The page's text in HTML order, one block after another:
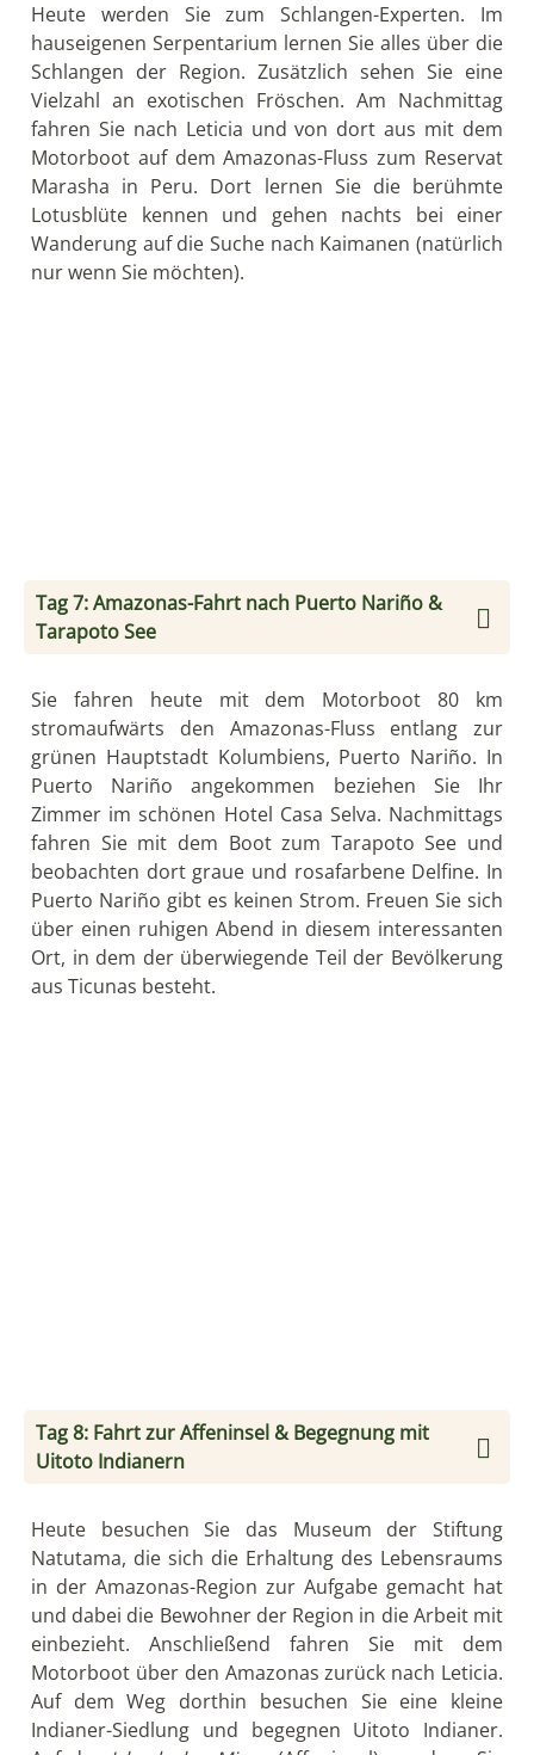
Heute werden Sie zum Schlangen-Experten. Im
hauseigenen Serpentarium lernen Sie alles über die
Schlangen der Region. Zusätzlich sehen Sie eine
Vielzahl an exotischen Fröschen. Am Nachmittag
fahren Sie nach Leticia und von dort aus mit dem
Motorboot auf dem Amazonas-Fluss zum Reservat
Marasha in Peru. Dort lernen Sie die berühmte
Lotusblüte kennen und gehen nachts bei einer
Wanderung auf die Suche nach Kaimanen (natürlich
nur wenn Sie möchten).
Zimmer im schönen Hotel Casa Selva. Nachmittags
fahren Sie mit dem Boot zum Tarapoto See und
Puerto Nariño gibt es keinen Strom. Freuen Sie sich
über einen ruhigen Abend in diesem interessanten
Ort, in dem der überwiegende Teil der Bevölkerung
aus Ticunas besteht.
Tag 8: Fahrt zur Affeninsel & Begegnung mit
Uitoto Indianern
Heute besuchen Sie das Museum der Stiftung
machen.
Tag 9: Flug über Bogotá nach Medellín
Heute fliegen Sie über Bogotá nach Medellín. Hier
wohnen Sie wenige hundert Meter von dem
schönen Lleras Park entfernt. Am Lleras Park
befinden sich zahlreiche Restaurants und Bars. Am
Abend können Sie dort auf eigene Faust die